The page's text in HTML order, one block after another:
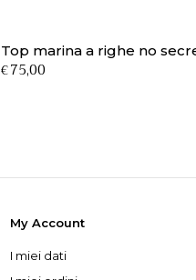
Top marina a righe no
€75,00
My Account
I miei dati